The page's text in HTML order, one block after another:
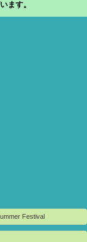
ます。
Festival